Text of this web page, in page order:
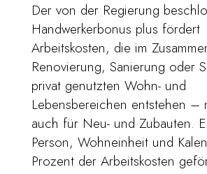
Der von der Regierung
Handwerkerbonus plus fördert
Arbeitskosten, die im
Renovierung, Sanierung oder
privat genutzten Wohn- und
Lebensbereichen entstehen –
auch für Neu- und Zubauten.
Person, Wohneinheit und
Prozent der Arbeitskosten